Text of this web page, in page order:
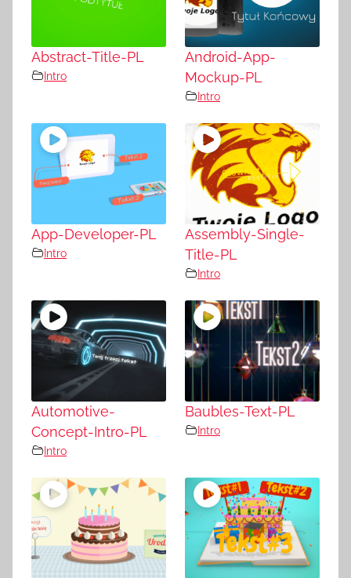
Abstract-Title-PL
Intro
Android-App-
Mockup-PL
Intro
App-Developer-PL
Intro
Assembly-Single-
Title-PL
Intro
Automotive-
Concept-Intro-PL
Intro
Baubles-Text-PL
Intro